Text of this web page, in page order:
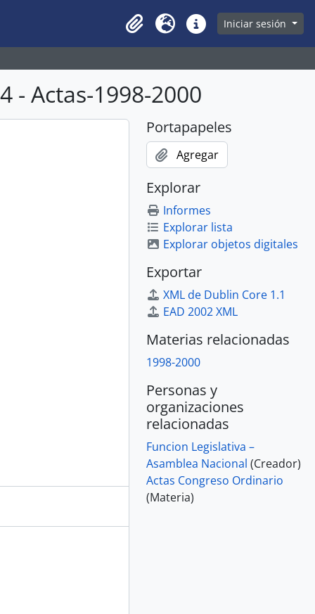
Clipboard
Idioma Enlaces rápidos
Iniciar sesión
- Actas-1998-2000
Portapapeles
Agregar
Explorar
Informes
Explorar lista
Explorar objetos digitales
Exportar
XML de Dublin Core 1.1
EAD 2002 XML
Materias relacionadas
1998-2000
Personas y
organizaciones
relacionadas
Funcion Legislativa –
Asamblea Nacional (Creador)
Actas Congreso Ordinario
(Materia)